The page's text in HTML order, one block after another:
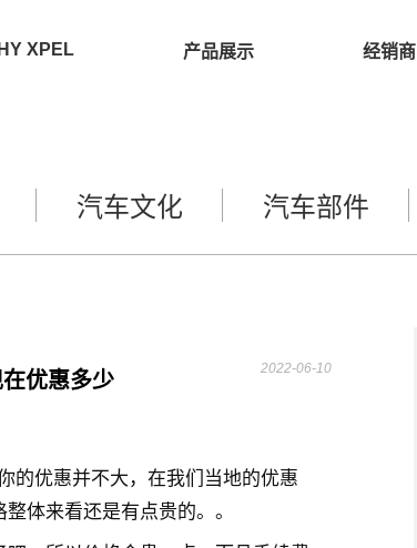
XPEL 产品展示 经销商
汽车文化 汽车部件
优惠多少 2022-06-10
的优惠并不大，在我们当地的优惠
体来看还是有点贵的。。